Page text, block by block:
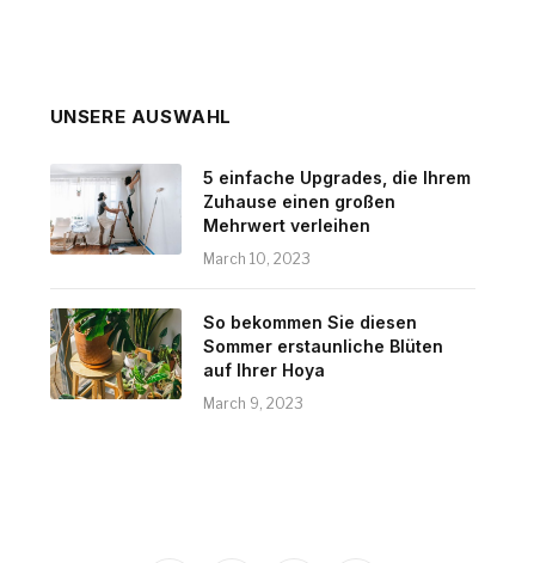
UNSERE AUSWAHL
5 einfache Upgrades, die Ihrem
Zuhause einen großen
Mehrwert verleihen
March 10, 2023
So bekommen Sie diesen
Sommer erstaunliche Blüten
auf Ihrer Hoya
March 9, 2023